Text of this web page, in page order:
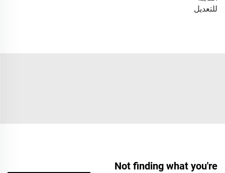
للتعديل
Not finding what you're